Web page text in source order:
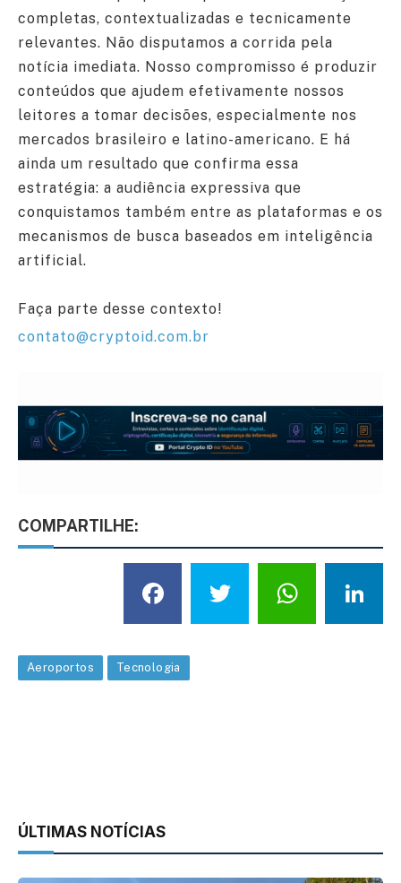
completas, contextualizadas e tecnicamente
relevantes. Não disputamos a corrida pela
notícia imediata. Nosso compromisso é produzir
conteúdos que ajudem efetivamente nossos
leitores a tomar decisões, especialmente nos
mercados brasileiro e latino-americano. E há
ainda um resultado que confirma essa
estratégia: a audiência expressiva que
conquistamos também entre as plataformas e os
mecanismos de busca baseados em inteligência
artificial.
Faça parte desse contexto!
contato@cryptoid.com.br
COMPARTILHE:
Facebook
Twitter
Aeroportos Tecnologia
ÚLTIMAS NOTÍCIAS